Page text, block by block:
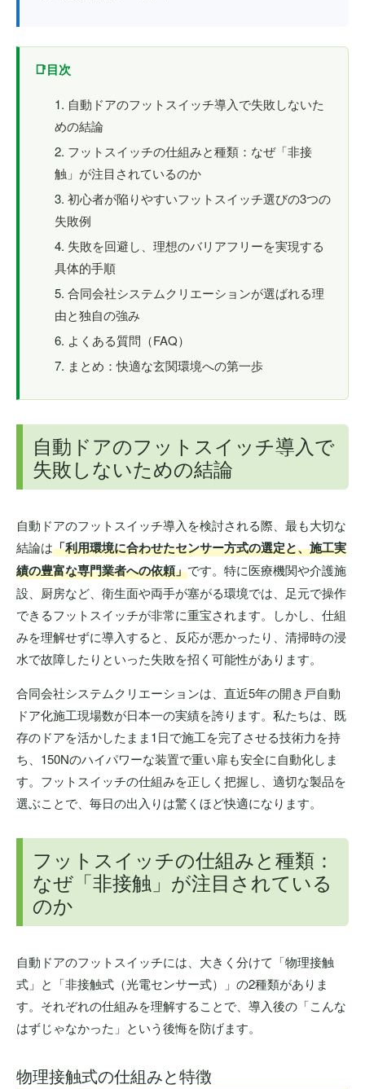
目次
自動ドアのフットスイッチ導入で失敗しないた
めの結論
フットスイッチの仕組みと種類：なぜ「非接
触」が注目されているのか
初心者が陥りやすいフットスイッチ選びの3つの
失敗例
失敗を回避し、理想のバリアフリーを実現する
具体的手順
合同会社システムクリエーションが選ばれる理
由と独自の強み
よくある質問（FAQ）
まとめ：快適な玄関環境への第一歩
自動ドアのフットスイッチ導入で
失敗しないための結論
自動ドアのフットスイッチ導入を検討される際、最も大切な
結論は「利用環境に合わせたセンサー方式の選定と、施工実
績の豊富な専門業者への依頼」です。特に医療機関や介護施
設、厨房など、衛生面や両手が塞がる環境では、足元で操作
できるフットスイッチが非常に重宝されます。しかし、仕組
みを理解せずに導入すると、反応が悪かったり、清掃時の浸
水で故障したりといった失敗を招く可能性があります。
合同会社システムクリエーションは、直近5年の開き戸自動
ドア化施工現場数が日本一の実績を誇ります。私たちは、既
存のドアを活かしたまま1日で施工を完了させる技術力を持
ち、150Nのハイパワーな装置で重い扉も安全に自動化しま
す。フットスイッチの仕組みを正しく把握し、適切な製品を
選ぶことで、毎日の出入りは驚くほど快適になります。
フットスイッチの仕組みと種類：
なぜ「非接触」が注目されている
のか
自動ドアのフットスイッチには、大きく分けて「物理接触
式」と「非接触式（光電センサー式）」の2種類がありま
す。それぞれの仕組みを理解することで、導入後の「こんな
はずじゃなかった」という後悔を防げます。
物理接触式の仕組みと特徴